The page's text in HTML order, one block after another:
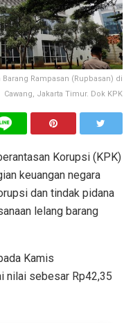
Rampasan (Rupbasan) di
Cawang, Jakarta Timur. Dok KPK
Korupsi (KPK)
keuangan negara
dan tindak pidana
lelang barang
Kamis
nilai sebesar Rp42,35